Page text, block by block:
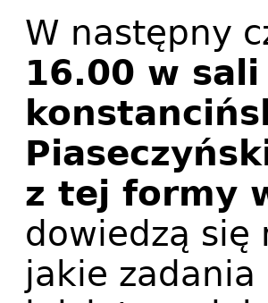
W następny
16.00 w
z tej formy
dowiedzą się
jakie